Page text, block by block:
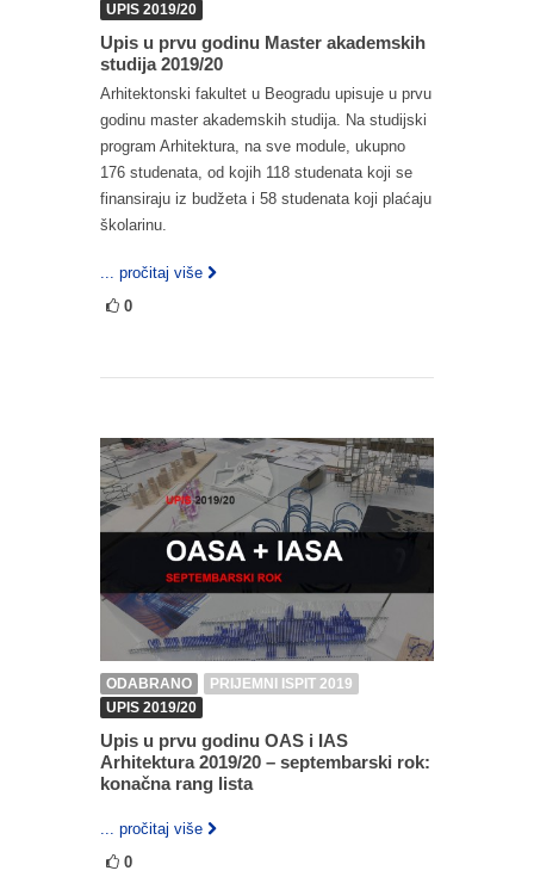
UPIS 2019/20
Upis u prvu godinu Master akademskih
studija 2019/20
Arhitektonski fakultet u Beogradu upisuje u prvu
godinu master akademskih studija. Na studijski
program Arhitektura, na sve module, ukupno
176 studenata, od kojih 118 studenata koji se
finansiraju iz budžeta i 58 studenata koji plaćaju
školarinu.
... pročitaj više
0
ODABRANO
PRIJEMNI ISPIT 2019
UPIS 2019/20
Upis u prvu godinu OAS i IAS
Arhitektura 2019/20 – septembarski rok:
konačna rang lista
... pročitaj više
0